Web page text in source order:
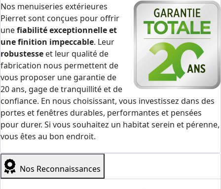
Nos menuiseries extérieures
Pierret sont conçues pour offrir
unefiabilité exceptionnelle et
une finition impeccable. Leur
robustesse et leur qualité de
fabrication nous permettent de
vous proposer une garantie de
20 ans, gage de tranquillité et de
confiance. En nous choisissant, vous investissez dans des
portes et fenêtres durables, performantes et pensées
pour durer. Si vous souhaitez un habitat serein et pérenne,
vous êtes au bon endroit.
Nos Reconnaissances